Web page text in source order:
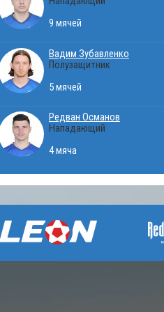
9 мячей
Вадим Зубавленко
Полузащитник
5 мячей
Редван Османов
Нападающий
4 мяча